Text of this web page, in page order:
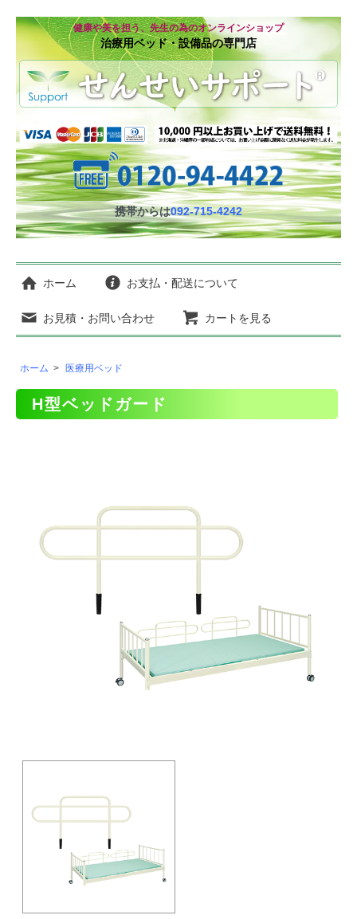
健康や美を担う、先生の為のオンラインショップ
治療用ベッド・設備品の専門店
携帯からは092-715-4242
ホーム お支払・配送について
お見積・お問い合わせ カートを見る
ホーム > 医療用ベッド
H型ベッドガード